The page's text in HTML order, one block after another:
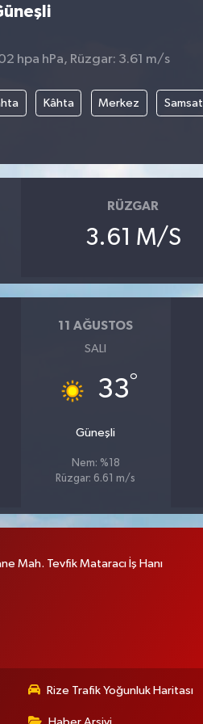
hpa hPa, Rüzgar: 3.61 m/s
Kâhta Merkez Samsat
RÜZGAR
3.61 M/S
11 AĞUSTOS
SALI
33°
Güneşli
Nem: %18
Rüzgar: 6.61 m/s
Mah. Tevfik Mataracı İş Hanı
Rize Trafik Yoğunluk Haritası